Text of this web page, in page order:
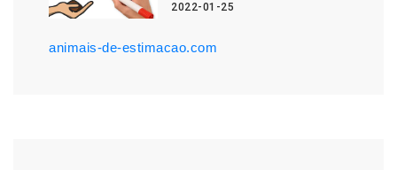
2022-01-25
animais-de-estimacao.com